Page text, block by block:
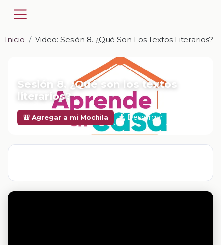
Inicio Video: Sesión 8. ¿Qué Son Los Textos Literarios?
Sesión 8. ¿Qué son los textos
literarios?
🎒 Agregar a mi Mochila Descargar